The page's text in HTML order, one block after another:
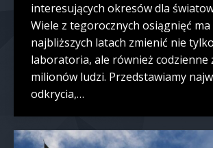
interesujących okresów dla
Wiele z tegorocznych osiągnięć ma
najbliższych latach zmienić nie tylko
laboratoria, ale również codzienne
milionów ludzi. Przedstawiamy
odkrycia,…